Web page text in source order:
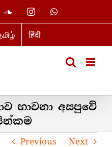
SoundCloud
InstagramWhatsApp
हिंदी
භාවනා අසපුවේ
Previous Next